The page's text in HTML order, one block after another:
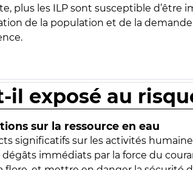
plus les ILP sont susceptible d’être
de la population et de la
il exposé au
sur la ressource en eau
significatifs sur les activités
immédiats par la force du